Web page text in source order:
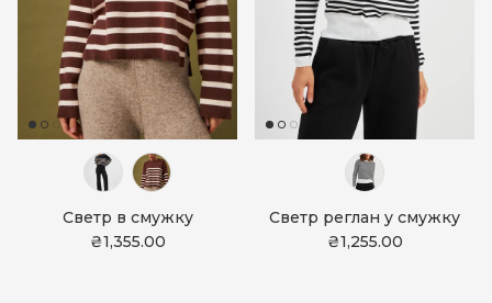
Светр в смужку
₴1,355.00
Светр реглан у смужку
₴1,255.00